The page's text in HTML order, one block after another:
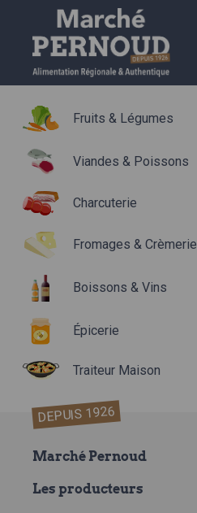
Fruits & Légumes
Viandes & Poissons
Charcuterie
Fromages & Crèmerie
Boissons & Vins
Épicerie
Traiteur Maison
DEPUIS 1926
Marché Pernoud
Les producteurs